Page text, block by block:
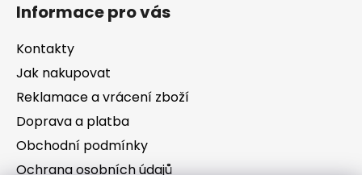
Informace pro vás
Kontakty
Jak nakupovat
Reklamace a vrácení zboží
Doprava a platba
Obchodní podmínky
Ochrana osobních údajů